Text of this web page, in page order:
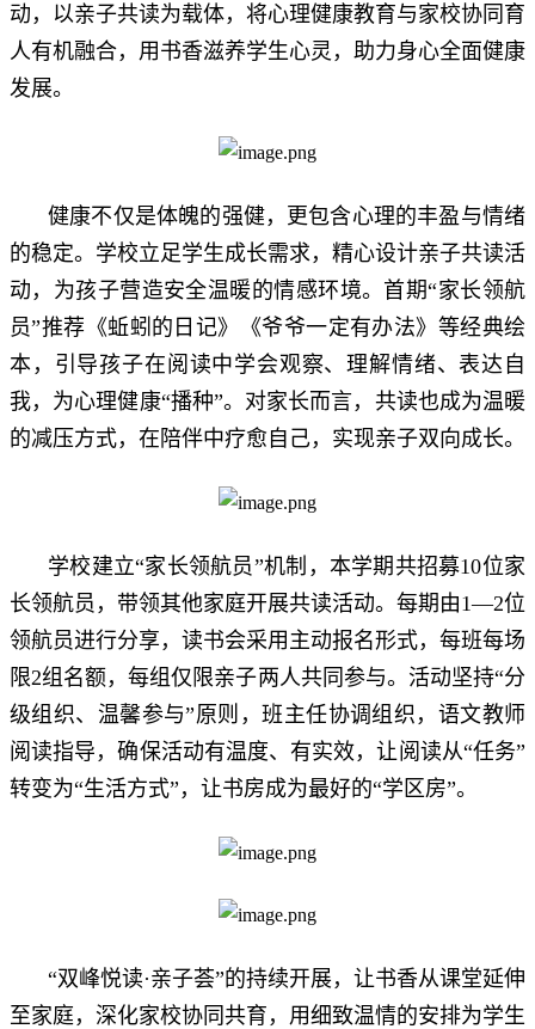
动，以亲子共读为载体，将心理健康教育与家校协同育
人有机融合，用书香滋养学生心灵，助力身心全面健康
发展。
健康不仅是体魄的强健，更包含心理的丰盈与情绪
的稳定。学校立足学生成长需求，精心设计亲子共读活
动，为孩子营造安全温暖的情感环境。首期“家长领航
员”推荐《蚯蚓的日记》《爷爷一定有办法》等经典绘
本，引导孩子在阅读中学会观察、理解情绪、表达自
我，为心理健康“播种”。对家长而言，共读也成为温暖
的减压方式，在陪伴中疗愈自己，实现亲子双向成长。
学校建立“家长领航员”机制，本学期共招募10位家
长领航员，带领其他家庭开展共读活动。每期由1—2位
领航员进行分享，读书会采用主动报名形式，每班每场
限2组名额，每组仅限亲子两人共同参与。活动坚持“分
级组织、温馨参与”原则，班主任协调组织，语文教师
阅读指导，确保活动有温度、有实效，让阅读从“任务”
转变为“生活方式”，让书房成为最好的“学区房”。
“双峰悦读·亲子荟”的持续开展，让书香从课堂延伸
至家庭，深化家校协同共育，用细致温情的安排为学生